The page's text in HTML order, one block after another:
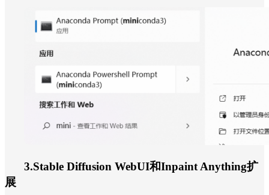
3.Stable Diffusion WebUI和Inpaint Anything扩
展